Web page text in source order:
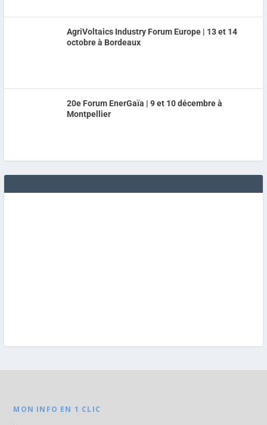
AgriVoltaics Industry Forum Europe | 13 et 14
octobre à Bordeaux
20e Forum EnerGaïa | 9 et 10 décembre à
Montpellier
MON INFO EN 1 CLIC